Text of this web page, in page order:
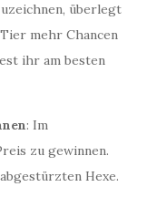
überlegt
mehr Chancen
ihr am besten
: Im
zu gewinnen.
Hexe.